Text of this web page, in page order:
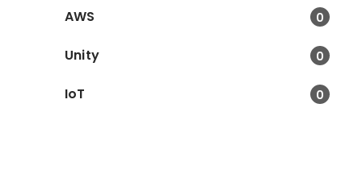
AWS 0
Unity 0
IoT 0